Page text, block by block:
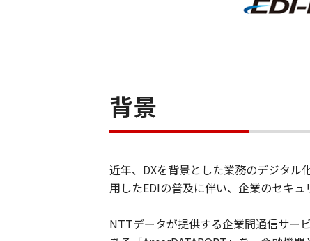
背景
近年、DXを背景とした業務のデジタル
用したEDIの普及に伴い、企業のセキ
NTTデータが提供する企業間通信サー